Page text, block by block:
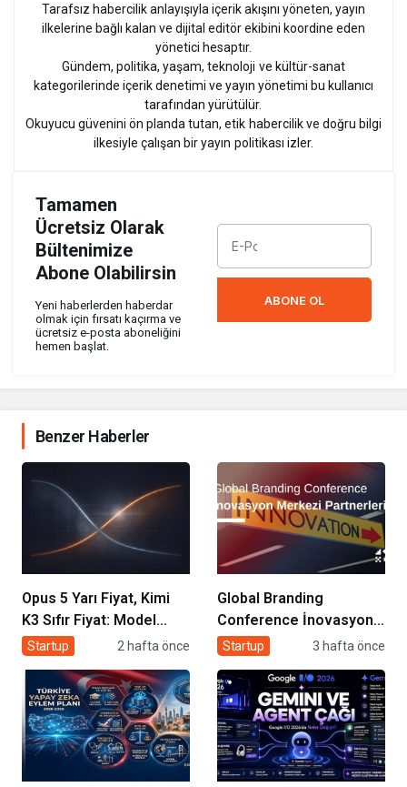
Tarafsız habercilik anlayışıyla içerik akışını yöneten, yayın
ilkelerine bağlı kalan ve dijital editör ekibini koordine eden
yönetici hesaptır.
Gündem, politika, yaşam, teknoloji ve kültür-sanat
kategorilerinde içerik denetimi ve yayın yönetimi bu kullanıcı
tarafından yürütülür.
Okuyucu güvenini ön planda tutan, etik habercilik ve doğru bilgi
ilkesiyle çalışan bir yayın politikası izler.
Tamamen
Ücretsiz Olarak
Bültenimize
Abone Olabilirsin
Yeni haberlerden haberdar
olmak için fırsatı kaçırma ve
ücretsiz e-posta aboneliğini
hemen başlat.
ABONE OL
Benzer Haberler
Opus 5 Yarı Fiyat, Kimi
K3 Sıfır Fiyat: Model
Artık Rekabet Avantajın
Startup 2 hafta önce
Global Branding
Conference İnovasyon
Merkezleri
Startup 3 hafta önce